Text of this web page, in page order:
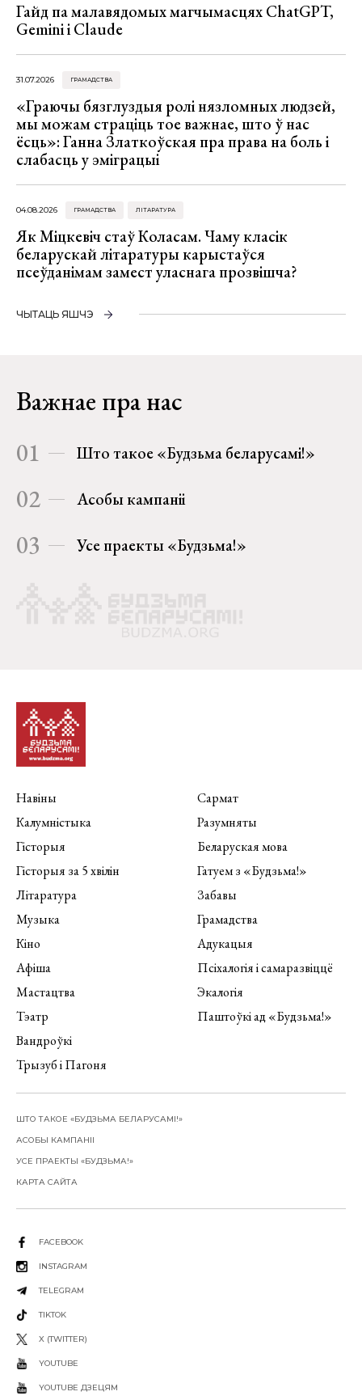
Гайд па малавядомых магчымасцях ChatGPT,
Gemini і Claude
31.07.2026 ГРАМАДСТВА
«Граючы бязглуздыя ролі нязломных людзей,
мы можам страціць тое важнае, што ў нас
ёсць»: Ганна Златкоўская пра права на боль і
слабасць у эміграцыі
04.08.2026 ГРАМАДСТВА ЛІТАРАТУРА
Як Міцкевіч стаў Коласам. Чаму класік
беларускай літаратуры карыстаўся
псеўданімам замест уласнага прозвішча?
ЧЫТАЦЬ ЯШЧЭ
Важнае пра нас
01 Што такое «Будзьма беларусамі!»
02 Асобы кампаніі
03 Усе праекты «Будзьма!»
Навіны
Калумністыка
Гісторыя
Гісторыя за 5 хвілін
Літаратура
Музыка
Кіно
Афіша
Мастацтва
Тэатр
Вандроўкі
Трызуб і Пагоня
Сармат
Разумняты
Беларуская мова
Гатуем з «Будзьма!»
Забавы
Грамадства
Адукацыя
Псіхалогія і самаразвіццё
Экалогія
Паштоўкі ад «Будзьма!»
ШТО ТАКОЕ «БУДЗЬМА БЕЛАРУСАМІ!»
АСОБЫ КАМПАНІІ
УСЕ ПРАЕКТЫ «БУДЗЬМА!»
КАРТА САЙТА
FACEBOOK
INSTAGRAM
TELEGRAM
TIKTOK
X (TWITTER)
YOUTUBE
YOUTUBE ДЗЕЦЯМ